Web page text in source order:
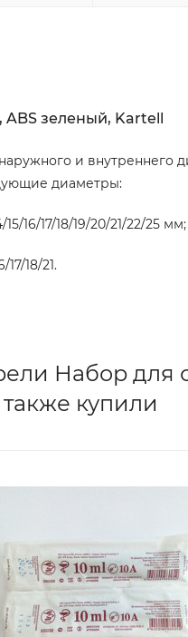
зеленый, Kartell
и внутреннего
диаметры:
16/17/18/19/20/21/22/25 мм;
18/21.
Набор для
купили